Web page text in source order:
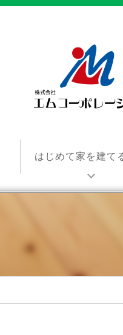
コ
はじめて家を建て